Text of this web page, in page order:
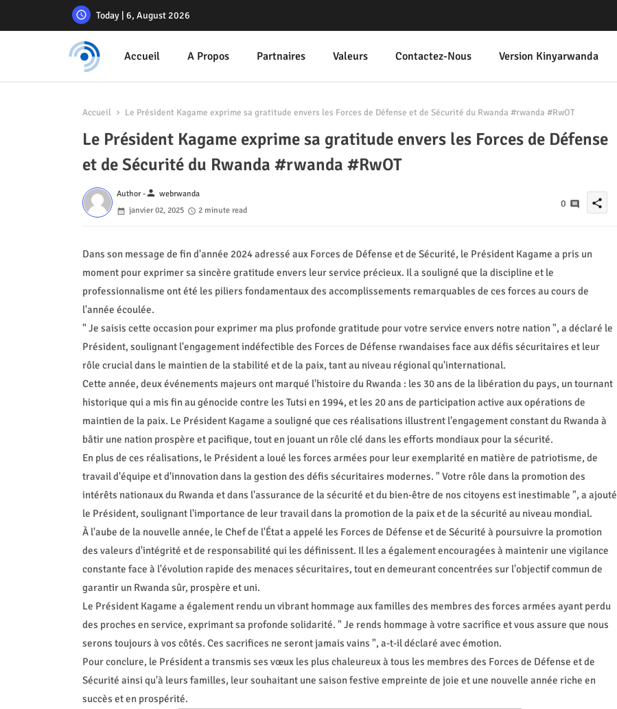
Today | 6, August 2026
Accueil A Propos Partnaires Valeurs Contactez-Nous Version Kinyarwanda
Accueil Le Président Kagame exprime sa gratitude envers les Forces de Défense et de Sécurité du Rwanda #rwanda #RwOT
Le Président Kagame exprime sa gratitude envers les Forces de Défense
et de Sécurité du Rwanda #rwanda #RwOT
Author -person webrwanda
janvier 02, 2025
2 minute read
0 share
Dans son message de fin d'année 2024 adressé aux Forces de Défense et de Sécurité, le Président Kagame a pris un
moment pour exprimer sa sincère gratitude envers leur service précieux. Il a souligné que la discipline et le
professionnalisme ont été les piliers fondamentaux des accomplissements remarquables de ces forces au cours de
l'année écoulée.
" Je saisis cette occasion pour exprimer ma plus profonde gratitude pour votre service envers notre nation ", a déclaré le
Président, soulignant l'engagement indéfectible des Forces de Défense rwandaises face aux défis sécuritaires et leur
rôle crucial dans le maintien de la stabilité et de la paix, tant au niveau régional qu'international.
Cette année, deux événements majeurs ont marqué l'histoire du Rwanda : les 30 ans de la libération du pays, un tournant
historique qui a mis fin au génocide contre les Tutsi en 1994, et les 20 ans de participation active aux opérations de
maintien de la paix. Le Président Kagame a souligné que ces réalisations illustrent l'engagement constant du Rwanda à
bâtir une nation prospère et pacifique, tout en jouant un rôle clé dans les efforts mondiaux pour la sécurité.
En plus de ces réalisations, le Président a loué les forces armées pour leur exemplarité en matière de patriotisme, de
travail d'équipe et d'innovation dans la gestion des défis sécuritaires modernes. " Votre rôle dans la promotion des
intérêts nationaux du Rwanda et dans l'assurance de la sécurité et du bien-être de nos citoyens est inestimable ", a ajouté
le Président, soulignant l'importance de leur travail dans la promotion de la paix et de la sécurité au niveau mondial.
À l'aube de la nouvelle année, le Chef de l'État a appelé les Forces de Défense et de Sécurité à poursuivre la promotion
des valeurs d'intégrité et de responsabilité qui les définissent. Il les a également encouragées à maintenir une vigilance
constante face à l'évolution rapide des menaces sécuritaires, tout en demeurant concentrées sur l'objectif commun de
garantir un Rwanda sûr, prospère et uni.
Le Président Kagame a également rendu un vibrant hommage aux familles des membres des forces armées ayant perdu
des proches en service, exprimant sa profonde solidarité. " Je rends hommage à votre sacrifice et vous assure que nous
serons toujours à vos côtés. Ces sacrifices ne seront jamais vains ", a-t-il déclaré avec émotion.
Pour conclure, le Président a transmis ses vœux les plus chaleureux à tous les membres des Forces de Défense et de
Sécurité ainsi qu'à leurs familles, leur souhaitant une saison festive empreinte de joie et une nouvelle année riche en
succès et en prospérité.